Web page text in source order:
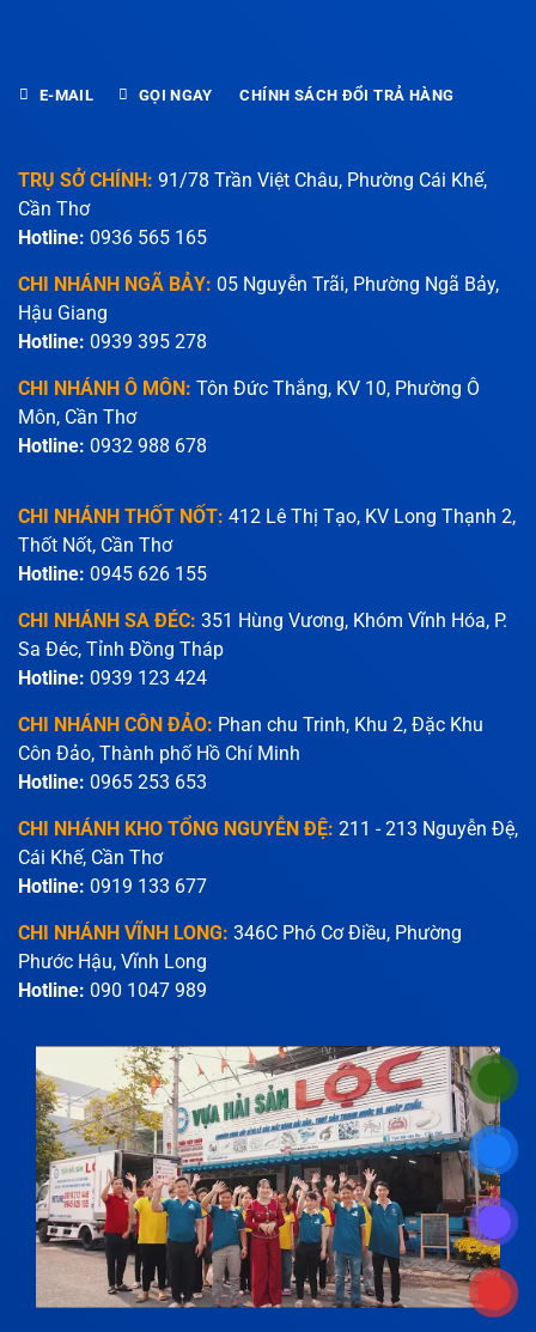
TRỤ SỞ CHÍNH: 91/78 Trần Việt Châu, Phường Cái Khế,
Cần Thơ
Hotline: 0936 565 165
CHI NHÁNH NGÃ BẢY: 05 Nguyễn Trãi, Phường Ngã Bảy,
Hậu Giang
Hotline: 0939 395 278
CHI NHÁNH Ô MÔN: Tôn Đức Thắng, KV 10, Phường Ô
Môn, Cần Thơ
Hotline: 0932 988 678
CHI NHÁNH THỐT NỐT: 412 Lê Thị Tạo, KV Long Thạnh 2,
Thốt Nốt, Cần Thơ
Hotline: 0945 626 155
CHI NHÁNH SA ĐÉC: 351 Hùng Vương, Khóm Vĩnh Hóa, P.
Sa Đéc, Tỉnh Đồng Tháp
Hotline: 0939 123 424
CHI NHÁNH CÔN ĐẢO: Phan chu Trinh, Khu 2, Đặc Khu
Côn Đảo, Thành phố Hồ Chí Minh
Hotline: 0965 253 653
CHI NHÁNH KHO TỔNG NGUYỄN ĐỆ: 211 - 213 Nguyễn Đệ,
Cái Khế, Cần Thơ
Hotline: 0919 133 677
CHI NHÁNH VĨNH LONG: 346C Phó Cơ Điều, Phường
Phước Hậu, Vĩnh Long
Hotline: 090 1047 989
E-MAIL GỌI NGAY CHÍNH SÁCH ĐỔI TRẢ HÀNG